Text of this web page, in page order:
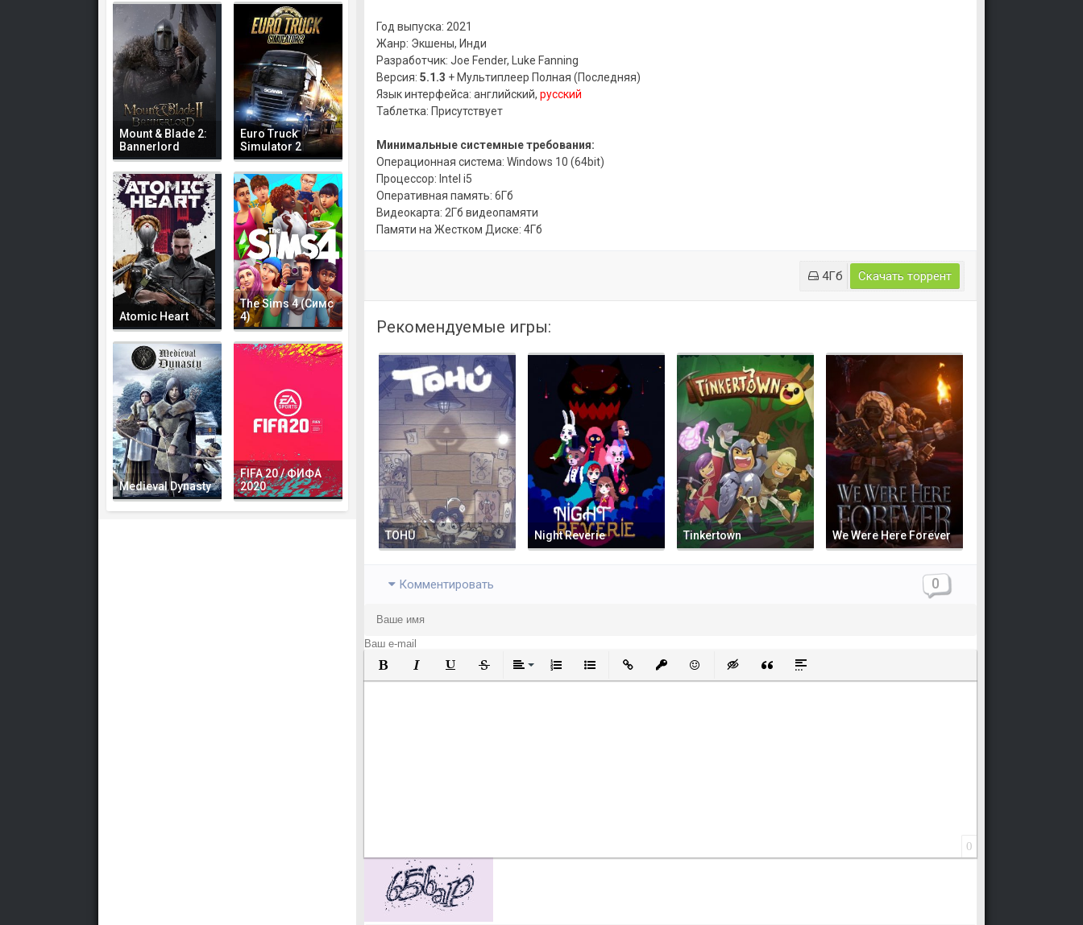
Год выпуска: 2021
Жанр: Экшены, Инди
Разработчик: Joe Fender, Luke Fanning
Версия: 5.1.3 + Мультиплеер Полная (Последняя)
Язык интерфейса: английский, русский
Таблетка: Присутствует
Минимальные системные требования:
Операционная система: Windows 10 (64bit)
Процессор: Intel i5
Оперативная память: 6Гб
Видеокарта: 2Гб видеопамяти
Памяти на Жестком Диске: 4Гб
4Гб Скачать торрент
Рекомендуемые игры:
TOHU Night Reverie Tinkertown We Were Here Forever
Комментировать 0
Полужирный
КурсивПодчеркнутый
ЗачеркнутыйВыравнивание
Нумерованный список
Маркированный список
Вставить ссылку
Вставить защищенную ссылку
Вставить смайлик
Вставка скрытого текста
Вставка цитаты
Вставка спойлера
0
Mount & Blade 2:
Bannerlord
Euro Truck
Simulator 2
Atomic Heart
The Sims 4 (Симс
4)
Medieval Dynasty
FIFA 20 / ФИФА
2020